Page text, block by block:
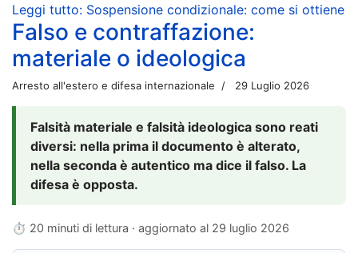
Leggi tutto: Sospensione condizionale: come si ottiene
Falso e contraffazione:
materiale o ideologica
Arresto all'estero e difesa internazionale 29 Luglio 2026
Falsità materiale e falsità ideologica sono reati
diversi: nella prima il documento è alterato,
nella seconda è autentico ma dice il falso. La
difesa è opposta.
⏱ 20 minuti di lettura · aggiornato al 29 luglio 2026